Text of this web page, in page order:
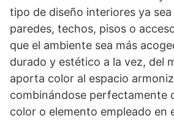
tipo de diseño interiores ya sea
paredes, techos, pisos o
que el ambiente sea más
durado y estético a la vez, del
aporta color al espacio
combinándose perfectamente
color o elemento empleado en